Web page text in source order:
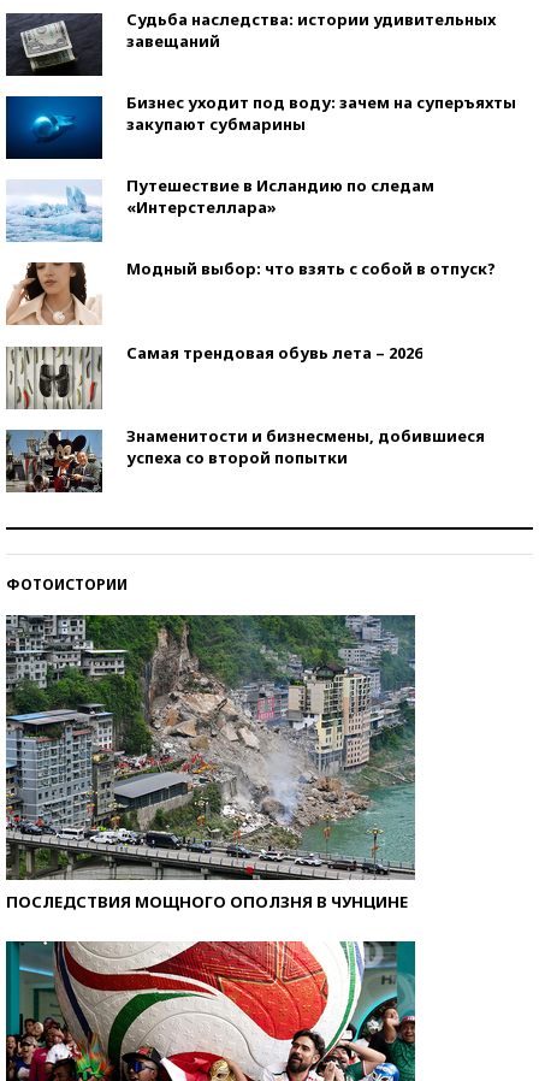
Судьба наследства: истории удивительных
завещаний
Бизнес уходит под воду: зачем на суперъяхты
закупают субмарины
Путешествие в Исландию по следам
«Интерстеллара»
Модный выбор: что взять с собой в отпуск?
Самая трендовая обувь лета – 2026
Знаменитости и бизнесмены, добившиеся
успеха со второй попытки
ФОТОИСТОРИИ
ПОСЛЕДСТВИЯ МОЩНОГО ОПОЛЗНЯ В ЧУНЦИНЕ